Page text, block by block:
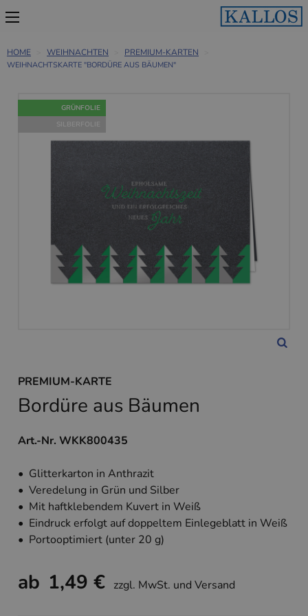
HOME WEIHNACHTEN PREMIUM-KARTEN
WEIHNACHTSKARTE "BORDÜRE AUS BÄUMEN"
GRÜNFOLIE
SILBERFOLIE
PREMIUM-KARTE
Bordüre aus Bäumen
Art.-Nr. WKK800435
• Glitterkarton in Anthrazit
• Veredelung in Grün und Silber
• Mit haftklebendem Kuvert in Weiß
• Eindruck erfolgt auf doppeltem Einlegeblatt in Weiß
• Portooptimiert (unter 20 g)
ab 1,49 € zzgl. MwSt. und Versand